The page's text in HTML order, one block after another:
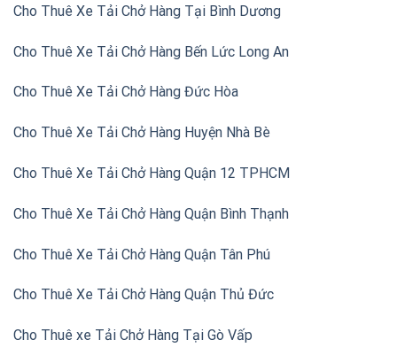
Cho Thuê Xe Tải Chở Hàng Tại Bình Dương
Cho Thuê Xe Tải Chở Hàng Bến Lức Long An
Cho Thuê Xe Tải Chở Hàng Đức Hòa
Cho Thuê Xe Tải Chở Hàng Huyện Nhà Bè
Cho Thuê Xe Tải Chở Hàng Quận 12 TPHCM
Cho Thuê Xe Tải Chở Hàng Quận Bình Thạnh
Cho Thuê Xe Tải Chở Hàng Quận Tân Phú
Cho Thuê Xe Tải Chở Hàng Quận Thủ Đức
Cho Thuê xe Tải Chở Hàng Tại Gò Vấp